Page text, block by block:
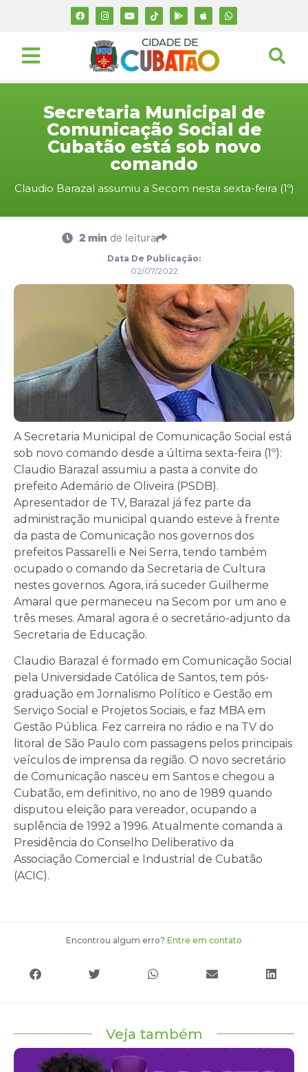
Secretaria Municipal de
Comunicação Social de
Cubatão está sob novo
comando
Claudio Barazal assumiu a Secom nesta sexta-feira (1º)
2 min de leitura
Data De Publicação:
02/07/2022
A Secretaria Municipal de Comunicação Social está
sob novo comando desde a última sexta-feira (1º):
Claudio Barazal assumiu a pasta a convite do
prefeito Ademário de Oliveira (PSDB).
Apresentador de TV, Barazal já fez parte da
administração municipal quando esteve à frente
da pasta de Comunicação nos governos dos
prefeitos Passarelli e Nei Serra, tendo também
ocupado o comando da Secretaria de Cultura
nestes governos. Agora, irá suceder Guilherme
Amaral que permaneceu na Secom por um ano e
três meses. Amaral agora é o secretário-adjunto da
Secretaria de Educação.
Claudio Barazal é formado em Comunicação Social
pela Universidade Católica de Santos, tem pós-
graduação em Jornalismo Político e Gestão em
Serviço Social e Projetos Sociais, e faz MBA em
Gestão Pública. Fez carreira no rádio e na TV do
litoral de São Paulo com passagens pelos principais
veículos de imprensa da região. O novo secretário
de Comunicação nasceu em Santos e chegou a
Cubatão, em definitivo, no ano de 1989 quando
disputou eleição para vereador, ocupando a
suplência de 1992 a 1996. Atualmente comanda a
Presidência do Conselho Deliberativo da
Associação Comercial e Industrial de Cubatão
(ACIC).
Encontrou algum erro? Entre em contato
Veja também